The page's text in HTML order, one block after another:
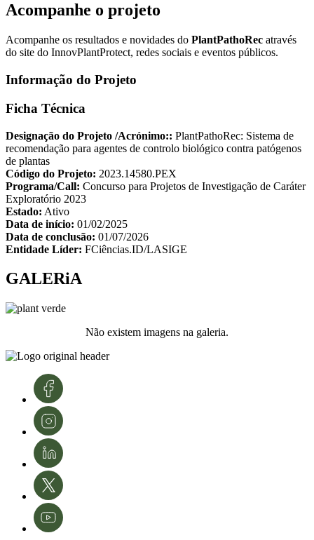
Acompanhe o projeto
Acompanhe os resultados e novidades do PlantPathoRec através
do site do InnovPlantProtect, redes sociais e eventos públicos.
Informação do Projeto
Ficha Técnica
Designação do Projeto /Acrónimo:: PlantPathoRec: Sistema de
recomendação para agentes de controlo biológico contra patógenos
de plantas
Código do Projeto: 2023.14580.PEX
Programa/Call: Concurso para Projetos de Investigação de Caráter
Exploratório 2023
Estado: Ativo
Data de início: 01/02/2025
Data de conclusão: 01/07/2026
Entidade Líder: FCiências.ID/LASIGE
GALERiA
Não existem imagens na galeria.